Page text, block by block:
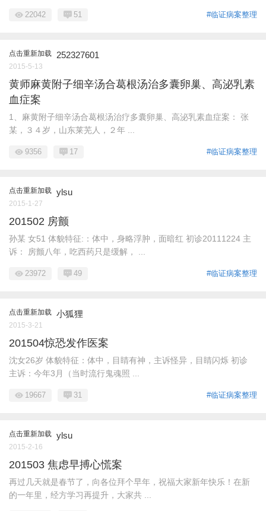
#临证病案整理
22042 51
点击重新加载 252327601
2015-5-13
黄师麻黄附子细辛汤合葛根汤治多囊卵巢、高泌乳素
血症案
1、麻黄附子细辛汤合葛根汤治疗多囊卵巢、高泌乳素血症案： 张
某，３４岁，山东莱芜人，２年 ...
#临证病案整理
9356 17
点击重新加载 ylsu
2015-1-27
201502 房颤
孙某 女51 体貌特征:：体中，身略浮肿，面暗红 初诊20111224 主
诉： 房颤八年，吃西药只是缓解， ...
#临证病案整理
23972 49
点击重新加载 小狐狸
2015-3-21
201504惊恐发作医案
沈女26岁 体貌特征：体中，目睛有神，主诉怪异，目睛闪烁 初诊
主诉：今年3月（当时流行鬼魂照 ...
#临证病案整理
19667 31
点击重新加载 ylsu
2015-2-16
201503 焦虑早搏心慌案
再过几天就是春节了，向各位拜个早年，祝福大家新年快乐！在新
的一年里，经方学习再提升，大家共 ...